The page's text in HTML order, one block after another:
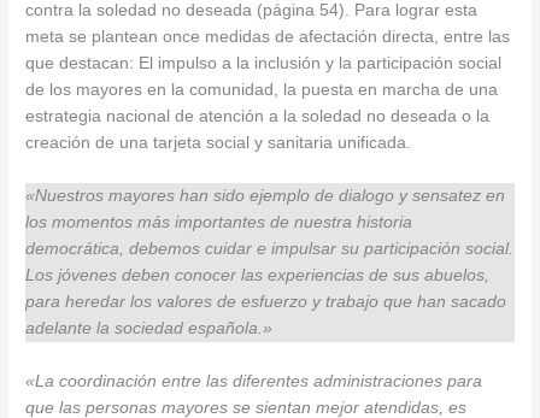
contra la soledad no deseada (página 54). Para lograr esta
meta se plantean once medidas de afectación directa, entre las
que destacan: El impulso a la inclusión y la participación social
de los mayores en la comunidad, la puesta en marcha de una
estrategia nacional de atención a la soledad no deseada o la
creación de una tarjeta social y sanitaria unificada.
«Nuestros mayores han sido ejemplo de dialogo y sensatez en
los momentos más importantes de nuestra historia
democrática, debemos cuidar e impulsar su participación social.
Los jóvenes deben conocer las experiencias de sus abuelos,
para heredar los valores de esfuerzo y trabajo que han sacado
adelante la sociedad española.»
«La coordinación entre las diferentes administraciones para
que las personas mayores se sientan mejor atendidas, es